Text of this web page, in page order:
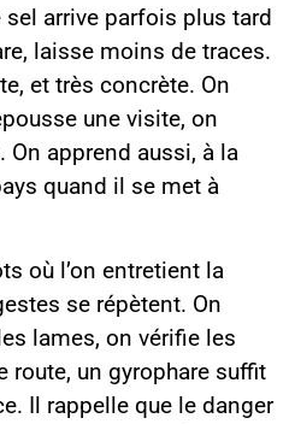
sel arrive parfois plus tard
laisse moins de traces.
et très concrète. On
une visite, on
On apprend aussi, à la
quand il se met à
où l’on entretient la
se répètent. On
lames, on vérifie les
route, un gyrophare suffit
Il rappelle que le danger